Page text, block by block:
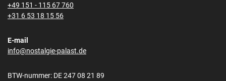
+49 151 - 115 67 760
+31 6 53 18 15 56
E-mail
info@nostalgie-palast.de
BTW-nummer: DE 247 08 21 89